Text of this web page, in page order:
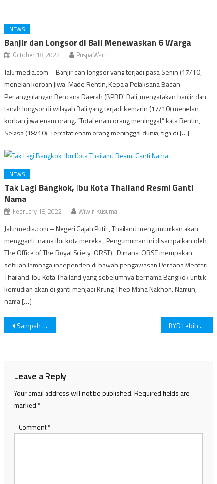
NEWS
Banjir dan Longsor di Bali Menewaskan 6 Warga
October 18, 2022 Puspa Warni
Jalurmedia.com – Banjir dan longsor yang terjadi pasa Senin (17/10)
menelan korban jiwa. Made Rentin, Kepala Pelaksana Badan
Penanggulangan Bencana Daerah (BPBD) Bali, mengatakan banjir dan
tanah longsor di wilayah Bali yang terjadi kemarin (17/10) menelan
korban jiwa enam orang. “Total enam orang meninggal,” kata Rentin,
Selasa (18/10). Tercatat enam orang meninggal dunia, tiga di […]
NEWS
Tak Lagi Bangkok, Ibu Kota Thailand Resmi Ganti
Nama
February 18, 2022 Wiwin Kusuma
Jalurmedia.com – Negeri Gajah Putih, Thailand mengumumkan akan
mengganti nama ibu kota mereka . Pengumuman ini disampaikan oleh
The Office of The Royal Sciety (ORST). Dimana, ORST merupakan
sebuah lembaga independen di bawah pengawasan Perdana Menteri
Thailand. Ibu Kota Thailand yang sebelumnya bernama Bangkok untuk
kemudian akan di ganti menjadi Krung Thep Maha Nakhon. Namun,
nama […]
Post
Sampah Makanan Orang Indonesia Tembus Ratusan Triliun BYD Lebih Memilih Baterai LFP Ketimbang Nikel
Leave a Reply
Your email address will not be published.Required fields are
marked *
Comment*